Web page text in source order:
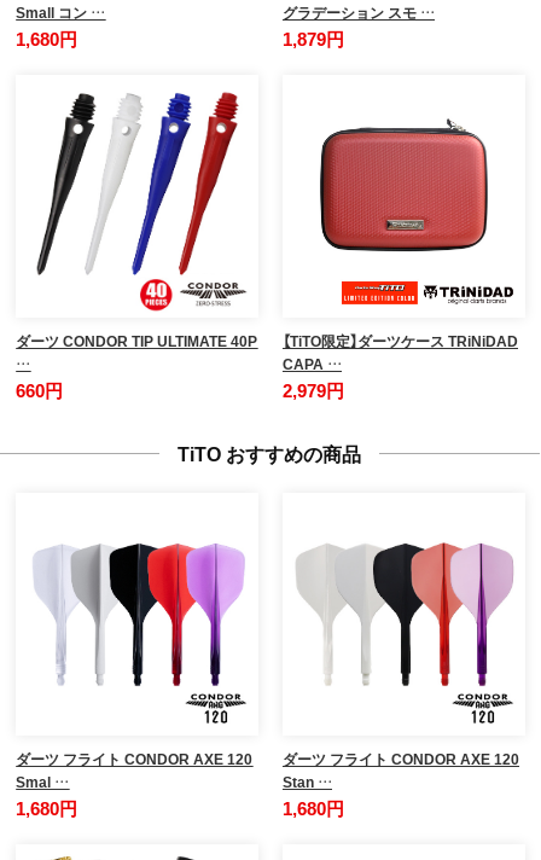
Small コン …
1,680円
グラデーション スモ …
1,879円
ダーツ CONDOR TIP ULTIMATE 40P
…
660円
【TiTO限定】ダーツケース TRiNiDAD
CAPA …
2,979円
TiTO おすすめの商品
ダーツ フライト CONDOR AXE 120
Smal …
1,680円
ダーツ フライト CONDOR AXE 120
Stan …
1,680円